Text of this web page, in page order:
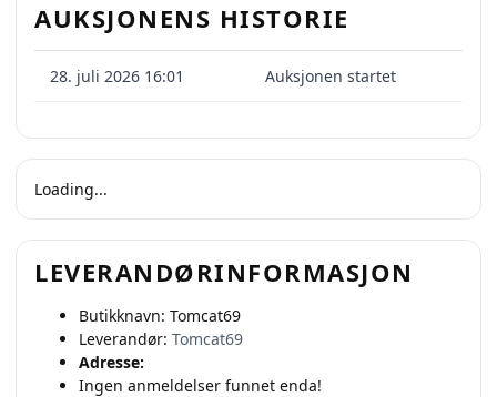
AUKSJONENS HISTORIE
28. juli 2026 16:01 Auksjonen startet
Loading...
LEVERANDØRINFORMASJON
Butikknavn: Tomcat69
Leverandør: Tomcat69
Adresse:
Ingen anmeldelser funnet enda!